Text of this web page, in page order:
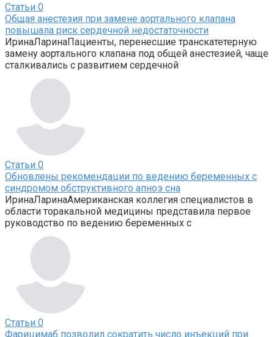
Статьи 0
Общая анестезия при замене аортального клапана
повышала риск сердечной недостаточности
ИринаЛаринаПациенты, перенесшие транскатетерную
замену аортального клапана под общей анестезией, чаще
сталкивались с развитием сердечной
Статьи 0
Обновлены рекомендации по ведению беременных с
синдромом обструктивного апноэ сна
ИринаЛаринаАмериканская коллегия специалистов в
области торакальной медицины представила первое
руководство по ведению беременных с
Статьи 0
Фарицимаб позволил сократить число инъекций при